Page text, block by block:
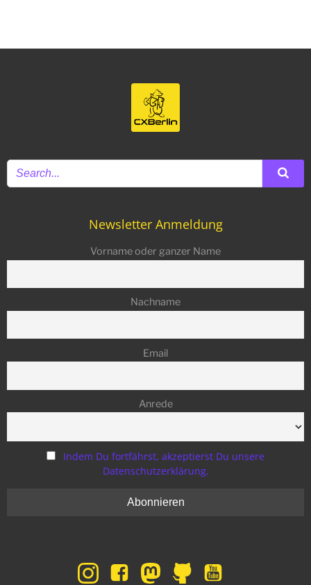
Newsletter Anmeldung
Vorname oder ganzer Name
Nachname
Email
Anrede
Indem Du fortfährst, akzeptierst Du unsere
Datenschutzerklärung.